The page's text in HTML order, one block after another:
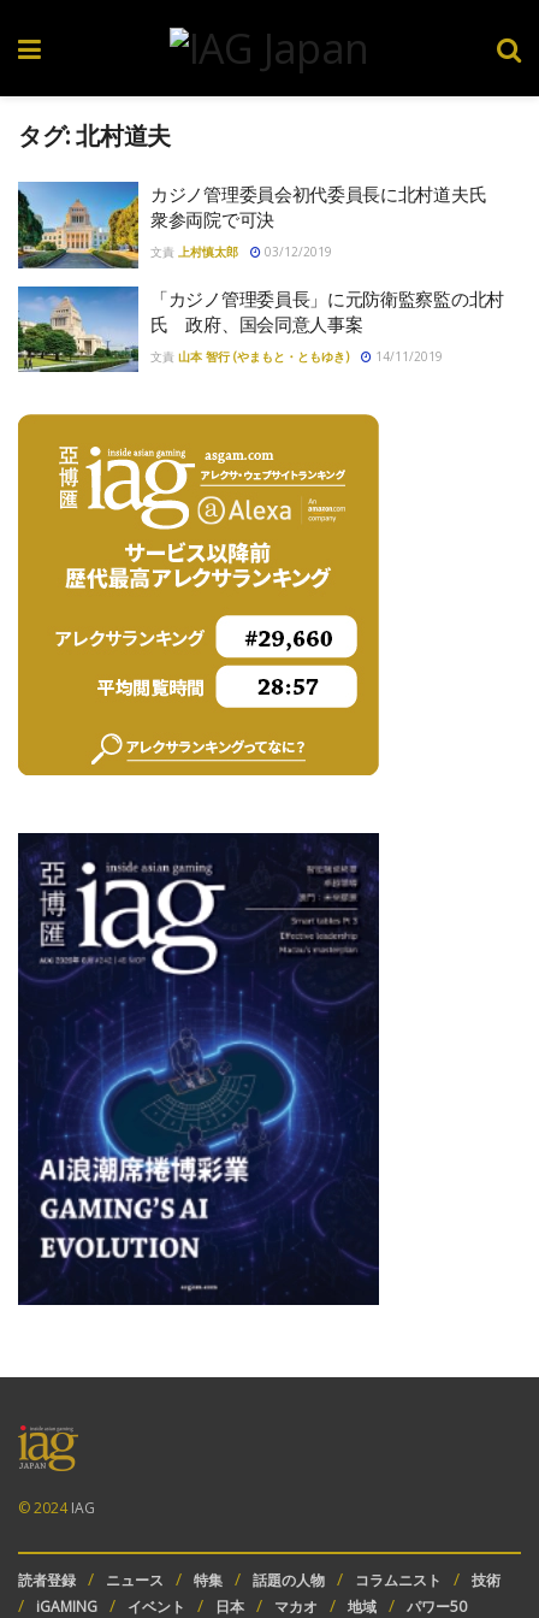
タグ:北村道夫
カジノ管理委員会初代委員長に北村道夫氏
衆参両院で可決
文責 上村慎太郎 03/12/2019
「カジノ管理委員長」に元防衛監察監の北村
氏 政府、国会同意人事案
文責 山本 智行 (やまもと・ともゆき) 14/11/2019
© 2024IAG
読者登録 ニュース 特集 話題の人物 コラムニスト
技術
iGAMING
イベント 日本 マカオ 地域 パワー50